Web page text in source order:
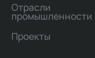
Отрасли
промышленности
Проекты